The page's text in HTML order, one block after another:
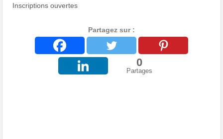
Inscriptions ouvertes
Partagez sur :
0
Partages